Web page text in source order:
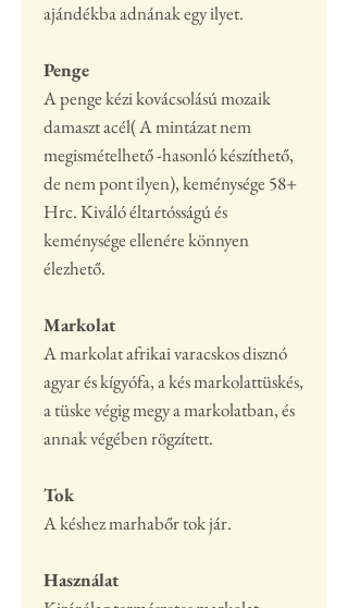
ajándékba adnának egy ilyet.
Penge
A penge kézi kovácsolású mozaik
damaszt acél( A mintázat nem
megismételhető -hasonló készíthető,
de nem pont ilyen), keménysége 58+
Hrc. Kiváló éltartósságú és
keménysége ellenére könnyen
élezhető.
Markolat
A markolat afrikai varacskos disznó
agyar és kígyófa, a kés markolattüskés,
a tüske végig megy a markolatban, és
annak végében rögzített.
Tok
A késhez marhabőr tok jár.
Használat